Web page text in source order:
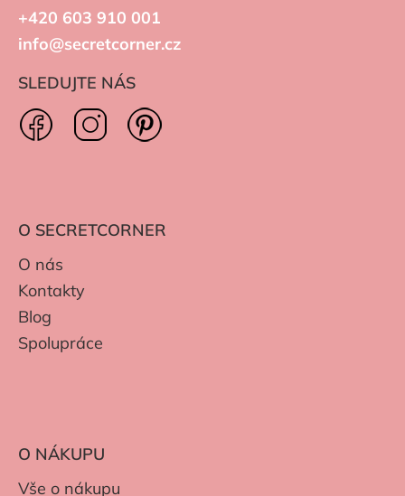
+420 603 910 001
info@secretcorner.cz
SLEDUJTE NÁS
O SECRETCORNER
O nás
Kontakty
Blog
Spolupráce
O NÁKUPU
Vše o nákupu